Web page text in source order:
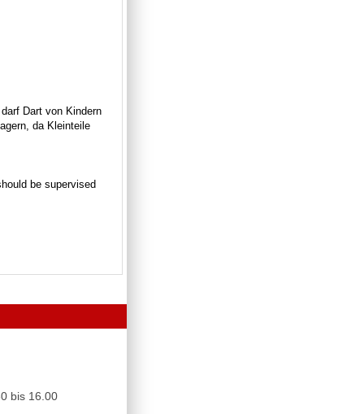
Dart von Kindern
da Kleinteile
be supervised
bis 16.00